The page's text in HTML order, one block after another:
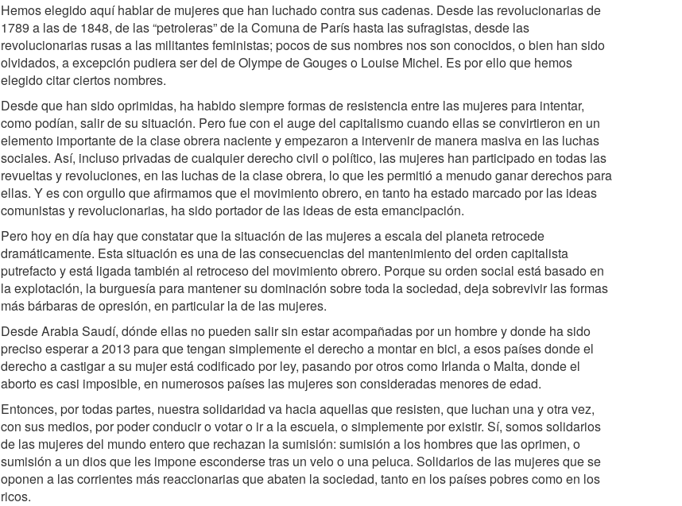
Hemos elegido aquí hablar de mujeres que han luchado contra sus cadenas. Desde las revolucionarias de
1789 a las de 1848, de las “petroleras” de la Comuna de París hasta las sufragistas, desde las
revolucionarias rusas a las militantes feministas; pocos de sus nombres nos son conocidos, o bien han sido
olvidados, a excepción pudiera ser del de Olympe de Gouges o Louise Michel. Es por ello que hemos
elegido citar ciertos nombres.
Desde que han sido oprimidas, ha habido siempre formas de resistencia entre las mujeres para intentar,
como podían, salir de su situación. Pero fue con el auge del capitalismo cuando ellas se convirtieron en un
elemento importante de la clase obrera naciente y empezaron a intervenir de manera masiva en las luchas
sociales. Así, incluso privadas de cualquier derecho civil o político, las mujeres han participado en todas las
revueltas y revoluciones, en las luchas de la clase obrera, lo que les permitió a menudo ganar derechos para
ellas. Y es con orgullo que afirmamos que el movimiento obrero, en tanto ha estado marcado por las ideas
comunistas y revolucionarias, ha sido portador de las ideas de esta emancipación.
Pero hoy en día hay que constatar que la situación de las mujeres a escala del planeta retrocede
dramáticamente. Esta situación es una de las consecuencias del mantenimiento del orden capitalista
putrefacto y está ligada también al retroceso del movimiento obrero. Porque su orden social está basado en
la explotación, la burguesía para mantener su dominación sobre toda la sociedad, deja sobrevivir las formas
más bárbaras de opresión, en particular la de las mujeres.
Desde Arabia Saudí, dónde ellas no pueden salir sin estar acompañadas por un hombre y donde ha sido
preciso esperar a 2013 para que tengan simplemente el derecho a montar en bici, a esos países donde el
derecho a castigar a su mujer está codificado por ley, pasando por otros como Irlanda o Malta, donde el
aborto es casi imposible, en numerosos países las mujeres son consideradas menores de edad.
Entonces, por todas partes, nuestra solidaridad va hacia aquellas que resisten, que luchan una y otra vez,
con sus medios, por poder conducir o votar o ir a la escuela, o simplemente por existir. Sí, somos solidarios
de las mujeres del mundo entero que rechazan la sumisión: sumisión a los hombres que las oprimen, o
sumisión a un dios que les impone esconderse tras un velo o una peluca. Solidarios de las mujeres que se
oponen a las corrientes más reaccionarias que abaten la sociedad, tanto en los países pobres como en los
ricos.